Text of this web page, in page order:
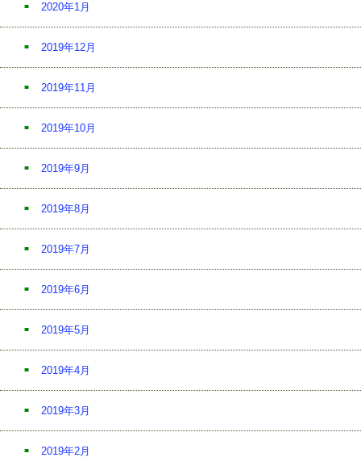
2020年1月
2019年12月
2019年11月
2019年10月
2019年9月
2019年8月
2019年7月
2019年6月
2019年5月
2019年4月
2019年3月
2019年2月